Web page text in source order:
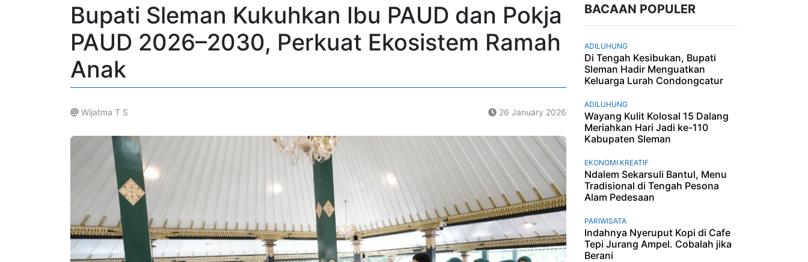
Bupati Sleman Kukuhkan Ibu PAUD dan Pokja
PAUD 2026–2030, Perkuat Ekosistem Ramah
Anak
Wijatma T S 26 January 2026
BACAAN POPULER
ADILUHUNG
Di Tengah Kesibukan, Bupati
Sleman Hadir Menguatkan
Keluarga Lurah Condongcatur
ADILUHUNG
Wayang Kulit Kolosal 15 Dalang
Meriahkan Hari Jadi ke-110
Kabupaten Sleman
EKONOMI KREATIF
Ndalem Sekarsuli Bantul, Menu
Tradisional di Tengah Pesona
Alam Pedesaan
PARIWISATA
Indahnya Nyeruput Kopi di Cafe
Tepi Jurang Ampel. Cobalah jika
Berani